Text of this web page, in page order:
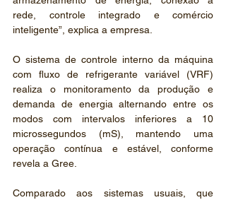
rede, controle integrado e comércio
inteligente”, explica a empresa.
O sistema de controle interno da máquina
com fluxo de refrigerante variável (VRF)
realiza o monitoramento da produção e
demanda de energia alternando entre os
modos com intervalos inferiores a 10
microssegundos (mS), mantendo uma
operação contínua e estável, conforme
revela a Gree.
Comparado aos sistemas usuais, que